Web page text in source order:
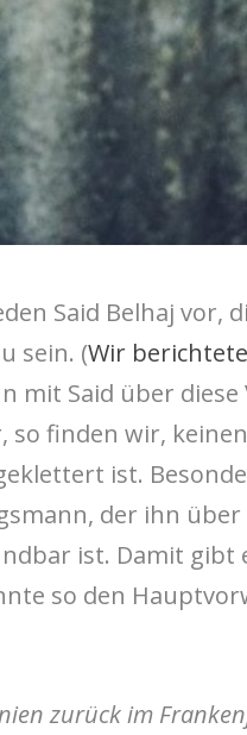
Said Belhaj vor,
sein. (Wir
mit Said über
so finden wir,
ist.
der ihn
ist. Damit gibt
so den
zurück im